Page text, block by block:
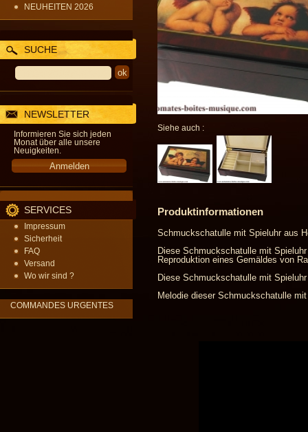
NEUHEITEN 2026
SUCHE
NEWSLETTER
Informieren Sie sich jeden
Monat über alle unsere
Neuigkeiten.
SERVICES
Impressum
Sicherheit
FAQ
Versand
Wo wir sind ?
COMMANDES URGENTES
Siehe auch :
Produktinformationen
Schmuckschatulle mit Spieluhr aus
Diese Schmuckschatulle mit
Reproduktion eines Gemäldes von
Diese Schmuckschatulle mit
Melodie dieser Schmuckschatulle